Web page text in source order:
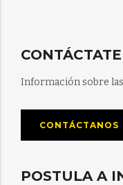
Información sobre
CONTÁCTANOS
POSTULA A